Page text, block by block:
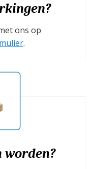
ons op
.
worden?